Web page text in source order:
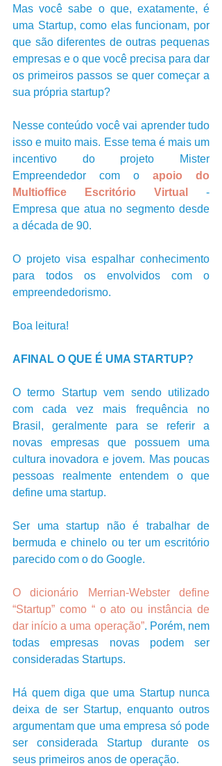
Mas você sabe o que, exatamente, é
uma Startup, como elas funcionam, por
que são diferentes de outras pequenas
empresas e o que você precisa para dar
os primeiros passos se quer começar a
sua própria startup?
Nesse conteúdo você vai aprender tudo
isso e muito mais. Esse tema é mais um
incentivo do projeto Mister
Empreendedor com o apoio do
Multioffice Escritório Virtual
-
Empresa que atua no segmento desde
a década de 90.
O projeto visa espalhar conhecimento
para todos os envolvidos com o
empreendedorismo.
Boa leitura!
AFINAL O QUE É UMA STARTUP?
O termo Startup vem sendo utilizado
com cada vez mais frequência no
Brasil, geralmente para se referir a
novas empresas que possuem uma
cultura inovadora e jovem. Mas poucas
pessoas realmente entendem o que
define uma startup.
Ser uma startup não é trabalhar de
bermuda e chinelo ou ter um escritório
parecido com o do Google.
O dicionário Merrian-Webster define
“Startup” como “ o ato ou instância de
dar início a uma operação”. Porém, nem
todas empresas novas podem ser
consideradas Startups.
Há quem diga que uma Startup nunca
deixa de ser Startup, enquanto outros
argumentam que uma empresa só pode
ser considerada Startup durante os
seus primeiros anos de operação.